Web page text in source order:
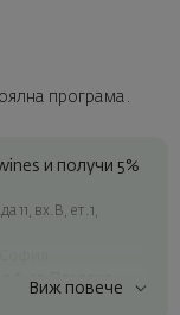
програма.
и получи 5%
11, вх.В, ет.1,
I", 45, Пловдив
Виж повече